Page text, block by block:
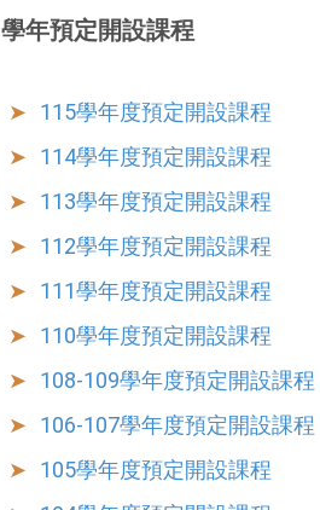
學年預定開設課程
115學年度預定開設課程
114學年度預定開設課程
113學年度預定開設課程
112學年度預定開設課程
111學年度預定開設課程
110學年度預定開設課程
108-109學年度預定開設課程
106-107學年度預定開設課程
105學年度預定開設課程